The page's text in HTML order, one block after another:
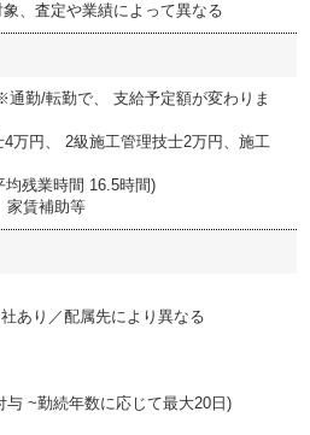
、査定や業績によって異なる
通勤/転勤で、 支給予定額が変わりま
4万円、 2級施工管理技士2万円、施工
均残業時間 16.5時間)
家賃補助等
あり／配属先により異なる
与 ~勤続年数に応じて最大20日)